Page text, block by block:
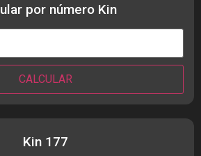
por número Kin
Kin 177